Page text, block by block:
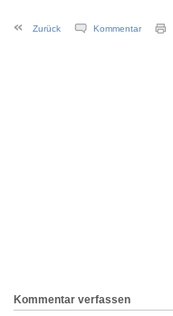
Zurück Kommentar
Kommentar verfassen